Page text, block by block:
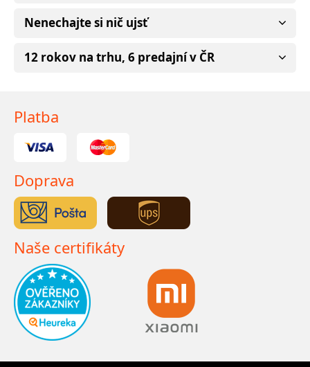
Nenechajte si nič ujsť
12 rokov na trhu, 6 predajní v ČR
Platba
Doprava
Naše certifikáty